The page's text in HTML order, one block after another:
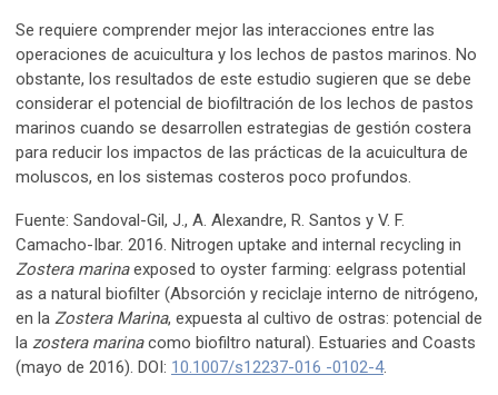
Se requiere comprender mejor las interacciones entre las
operaciones de acuicultura y los lechos de pastos marinos. No
obstante, los resultados de este estudio sugieren que se debe
considerar el potencial de biofiltración de los lechos de pastos
marinos cuando se desarrollen estrategias de gestión costera
para reducir los impactos de las prácticas de la acuicultura de
moluscos, en los sistemas costeros poco profundos.
Fuente: Sandoval-Gil, J., A. Alexandre, R. Santos y V. F.
Camacho-Ibar. 2016. Nitrogen uptake and internal recycling in
Zostera marinaexposed to oyster farming: eelgrass potential
as a natural biofilter (Absorción y reciclaje interno de nitrógeno,
en la Zostera Marina, expuesta al cultivo de ostras: potencial de
la zostera marinacomo biofiltro natural). Estuaries and Coasts
(mayo de 2016). DOI: 10.1007/s12237-016 -0102-4.